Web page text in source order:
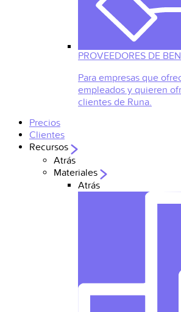
PROVEEDORES DE
Para empresas que
empleados y quieren
clientes de Runa.
Precios
Clientes
Recursos
Atrás
Materiales
Atrás